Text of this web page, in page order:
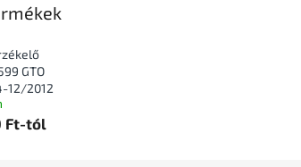
GTO
12/2012
Ft-tól